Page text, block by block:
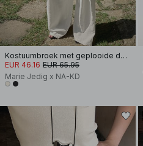
Kostuumbroek met geplooide details
EUR 46.16 EUR 65.95
Marie Jedig x NA-KD